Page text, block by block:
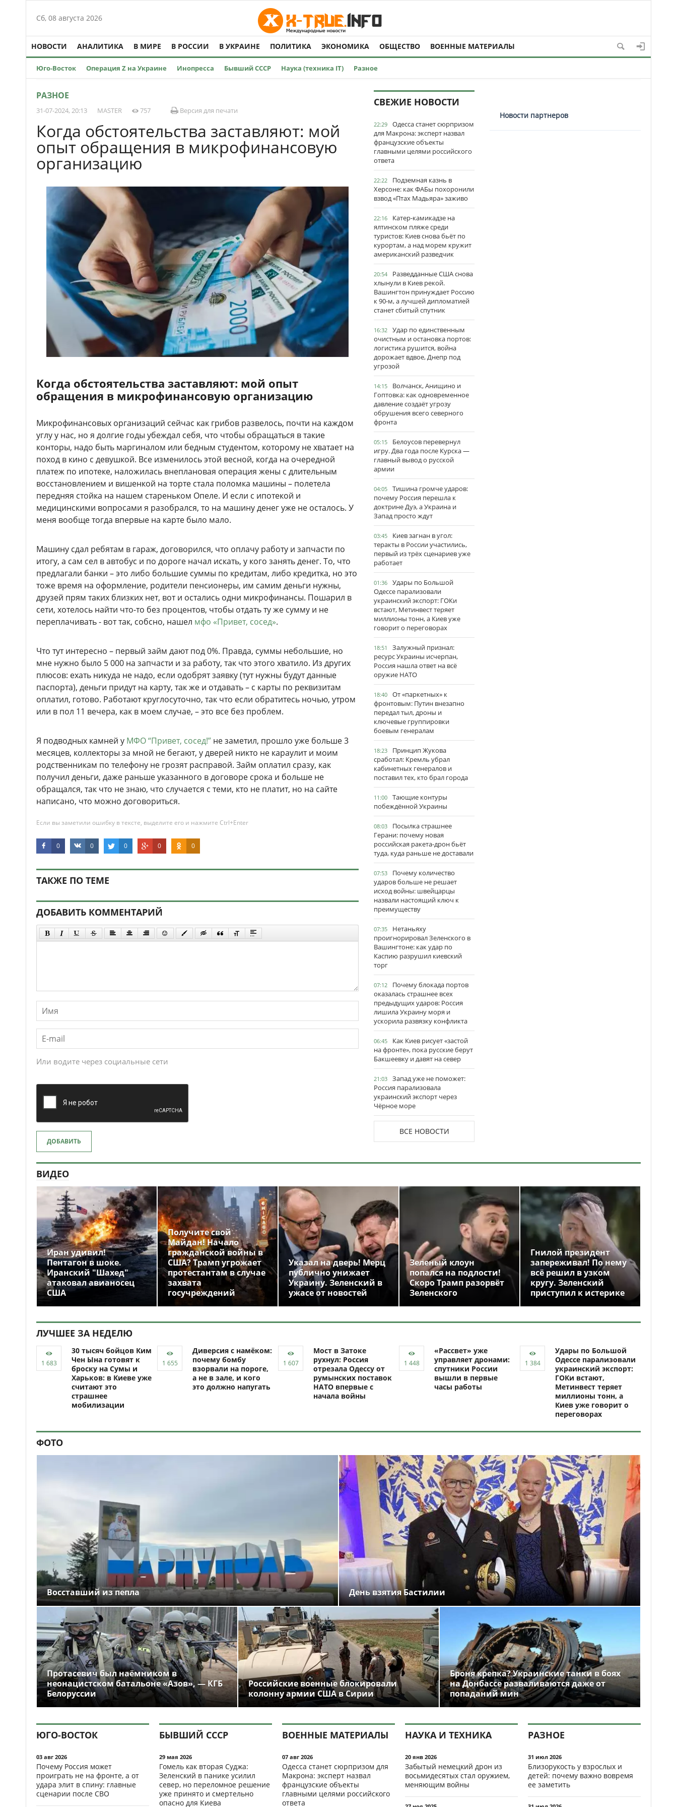
Сб, 08 августа 2026
НОВОСТИ АНАЛИТИКА В МИРЕ В РОССИИ В УКРАИНЕ ПОЛИТИКА ЭКОНОМИКА ОБЩЕСТВО ВОЕННЫЕ МАТЕРИАЛЫ
Юго-Восток Операция Z на Украине Инопресса Бывший СССР Наука (техника IT) Разное
РАЗНОЕ
31-07-2024, 20:13 MASTER 757 Версия для печати
Когда обстоятельства заставляют: мой
опыт обращения в микрофинансовую
организацию
Когда обстоятельства заставляют: мой опыт
обращения в микрофинансовую организацию
Микрофинансовых организаций сейчас как грибов развелось, почти на каждом
углу у нас, но я долгие годы убеждал себя, что чтобы обращаться в такие
конторы, надо быть маргиналом или бедным студентом, которому не хватает на
поход в кино с девушкой. Все изменилось этой весной, когда на очередной
платеж по ипотеке, наложилась внеплановая операция жены с длительным
восстановлением и вишенкой на торте стала поломка машины – полетела
передняя стойка на нашем стареньком Опеле. И если с ипотекой и
медицинскими вопросами я разобрался, то на машину денег уже не осталось. У
меня вообще тогда впервые на карте было мало.
Машину сдал ребятам в гараж, договорился, что оплачу работу и запчасти по
итогу, а сам сел в автобус и по дороге начал искать, у кого занять денег. То, что
предлагали банки – это либо большие суммы по кредитам, либо кредитка, но это
тоже время на оформление, родители пенсионеры, им самим деньги нужны,
друзей прям таких близких нет, вот и остались одни микрофинансы. Пошарил в
сети, хотелось найти что-то без процентов, чтобы отдать ту же сумму и не
переплачивать - вот так, собсно, нашел мфо «Привет, сосед».
Что тут интересно – первый займ дают под 0%. Правда, суммы небольшие, но
мне нужно было 5 000 на запчасти и за работу, так что этого хватило. Из других
плюсов: ехать никуда не надо, если одобрят заявку (тут нужны будут данные
паспорта), деньги придут на карту, так же и отдавать – с карты по реквизитам
оплатил, готово. Работают круглосуточно, так что если обратитесь ночью, утром
или в пол 11 вечера, как в моем случае, – это все без проблем.
Я подводных камней у МФО “Привет, сосед!” не заметил, прошло уже больше 3
месяцев, коллекторы за мной не бегают, у дверей никто не караулит и моим
родственникам по телефону не грозят расправой. Займ оплатил сразу, как
получил деньги, даже раньше указанного в договоре срока и больше не
обращался, так что не знаю, что случается с теми, кто не платит, но на сайте
написано, что можно договориться.
Если вы заметили ошибку в тексте, выделите его и нажмите Ctrl+Enter
0 0 0 0 0
ТАКЖЕ ПО ТЕМЕ
ДОБАВИТЬ КОММЕНТАРИЙ
Или водите через социальные сети
ДОБАВИТЬ
СВЕЖИЕ НОВОСТИ
22:29
Одесса станет сюрпризом
для Макрона: эксперт назвал
французские объекты
главными целями российского
ответа
22:22
Подземная казнь в
Херсоне: как ФАБы похоронили
взвод «Птах Мадьяра» заживо
22:16
Катер-камикадзе на
ялтинском пляже среди
туристов: Киев снова бьёт по
курортам, а над морем кружит
американский разведчик
20:54
Разведданные США снова
хлынули в Киев рекой.
Вашингтон принуждает Россию
к 90-м, а лучшей дипломатией
станет сбитый спутник
16:32
Удар по единственным
очистным и остановка портов:
логистика рушится, война
дорожает вдвое, Днепр под
угрозой
14:15
Волчанск, Анищино и
Гоптовка: как одновременное
давление создаёт угрозу
обрушения всего северного
фронта
05:15
Белоусов перевернул
игру. Два года после Курска —
главный вывод о русской
армии
04:05
Тишина громче ударов:
почему Россия перешла к
доктрине Дуэ, а Украина и
Запад просто ждут
03:45
Киев загнан в угол:
теракты в России участились,
первый из трёх сценариев уже
работает
01:36
Удары по Большой
Одессе парализовали
украинский экспорт: ГОКи
встают, Метинвест теряет
миллионы тонн, а Киев уже
говорит о переговорах
18:51
Залужный признал:
ресурс Украины исчерпан,
Россия нашла ответ на всё
оружие НАТО
18:40
От «паркетных» к
фронтовым: Путин внезапно
передал тыл, дроны и
ключевые группировки
боевым генералам
18:23
Принцип Жукова
сработал: Кремль убрал
кабинетных генералов и
поставил тех, кто брал города
11:00
Тающие контуры
побеждённой Украины
08:03
Посылка страшнее
Герани: почему новая
российская ракета-дрон бьёт
туда, куда раньше не доставали
07:53
Почему количество
ударов больше не решает
исход войны: швейцарцы
назвали настоящий ключ к
преимуществу
07:35
Нетаньяху
проигнорировал Зеленского в
Вашингтоне: как удар по
Каспию разрушил киевский
торг
07:12
Почему блокада портов
оказалась страшнее всех
предыдущих ударов: Россия
лишила Украину моря и
ускорила развязку конфликта
06:45
Как Киев рисует «застой
на фронте», пока русские берут
Бакшеевку и давят на север
21:03
Запад уже не поможет:
Россия парализовала
украинский экспорт через
Чёрное море
ВСЕ НОВОСТИ
Новости партнеров
ВИДЕО
Иран удивил!
Пентагон в шоке.
Иранский "Шахед"
атаковал авианосец
США
Получите свой
Майдан! Начало
гражданской войны в
США? Трамп угрожает
протестантам в случае
захвата
госучреждений
Указал на дверь! Мерц
публично унижает
Украину. Зеленский в
ужасе от новостей
Зеленый клоун
попался на подлости!
Скоро Трамп разорвёт
Зеленского
Гнилой президент
запереживал! По нему
всё решил в узком
кругу. Зеленский
приступил к истерике
ЛУЧШЕЕ ЗА НЕДЕЛЮ
30 тысяч бойцов Ким
Чен Ына готовят к
броску на Сумы и
Харьков: в Киеве уже
считают это
страшнее
мобилизации
Диверсия с намёком:
почему бомбу
взорвали на пороге,
а не в зале, и кого
это должно напугать
Мост в Затоке
рухнул: Россия
отрезала Одессу от
румынских поставок
НАТО впервые с
начала войны
«Рассвет» уже
управляет дронами:
спутники России
вышли в первые
часы работы
Удары по Большой
Одессе парализовали
украинский экспорт:
ГОКи встают,
Метинвест теряет
миллионы тонн, а
Киев уже говорит о
переговорах
ФОТО
Восставший из пепла День взятия Бастилии
Протасевич был наёмником в
неонацистском батальоне «Азов», — КГБ
Белоруссии
Российские военные блокировали
колонну армии США в Сирии
Броня крепка? Украинские танки в боях
на Донбассе разваливаются даже от
попаданий мин
ЮГО-ВОСТОК
03 авг 2026
Почему Россия может
проиграть не на фронте, а от
удара элит в спину: главные
сценарии после СВО
БЫВШИЙ СССР
29 мая 2026
Гомель как вторая Суджа:
Зеленский в панике усилил
север, но переломное решение
уже принято и смертельно
опасно для Киева
ВОЕННЫЕ МАТЕРИАЛЫ
07 авг 2026
Одесса станет сюрпризом для
Макрона: эксперт назвал
французские объекты
главными целями российского
ответа
НАУКА И ТЕХНИКА
20 янв 2026
Забытый немецкий дрон из
восьмидесятых стал оружием,
меняющим войны
РАЗНОЕ
31 июл 2026
Близорукость у взрослых и
детей: почему важно вовремя
ее заметить